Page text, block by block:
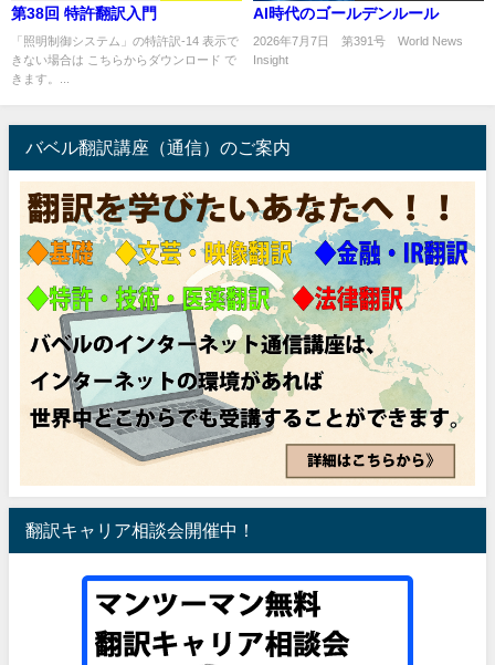
第38回 特許翻訳入門
「照明制御システム」の特許訳-14 表示で
きない場合は こちらからダウンロード で
きます。...
AI時代のゴールデンルール
2026年7月7日 第391号 World News
Insight
バベル翻訳講座（通信）のご案内
翻訳キャリア相談会開催中！